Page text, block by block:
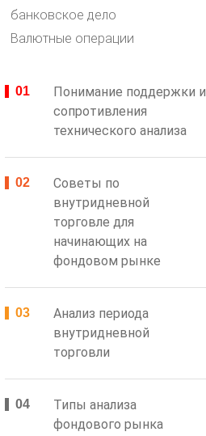
банковское дело
Валютные операции
Понимание поддержки и
сопротивления
технического анализа
Советы по
внутридневной
торговле для
начинающих на
фондовом рынке
Анализ периода
внутридневной
торговли
Типы анализа
фондового рынка